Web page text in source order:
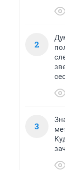
2
3